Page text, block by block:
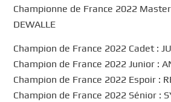
Championne de France 2022 Master
DEWALLE
Champion de France 2022 Cadet :
Champion de France 2022 Junior :
Champion de France 2022 Espoir :
Champion de France 2022 Sénior :